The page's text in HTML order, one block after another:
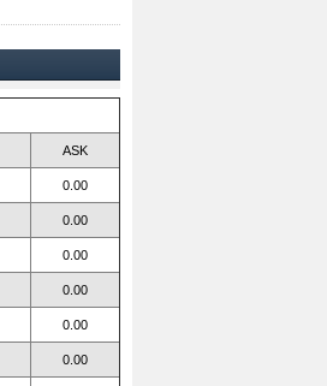
ASK
0.00
0.00
0.00
0.00
0.00
0.00